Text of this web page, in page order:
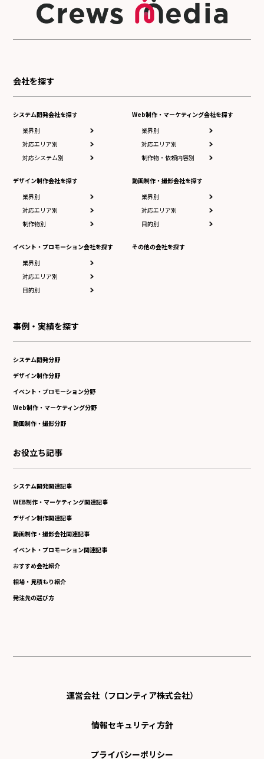
会社を探す
システム開発会社を探す
業界別
対応エリア別
対応システム別
デザイン制作会社を探す
業界別
対応エリア別
制作物別
イベント・プロモーション会社を探す
業界別
対応エリア別
目的別
Web制作・マーケティング会社を探す
業界別
対応エリア別
制作物・依頼内容別
動画制作・撮影会社を探す
業界別
対応エリア別
目的別
その他の会社を探す
事例・実績を探す
システム開発分野
デザイン制作分野
イベント・プロモーション分野
Web制作・マーケティング分野
動画制作・撮影分野
お役立ち記事
システム開発関連記事
WEB制作・マーケティング関連記事
デザイン制作関連記事
動画制作・撮影会社関連記事
イベント・プロモーション関連記事
おすすめ会社紹介
相場・見積もり紹介
発注先の選び方
運営会社（フロンティア株式会社）
情報セキュリティ方針
プライバシーポリシー